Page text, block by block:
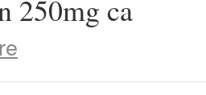
250mg ca